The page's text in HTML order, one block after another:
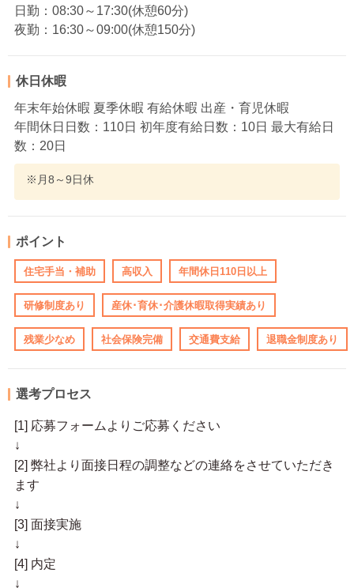
日勤：08:30～17:30(休憩60分)
夜勤：16:30～09:00(休憩150分)
休日休暇
年末年始休暇 夏季休暇 有給休暇 出産・育児休暇
年間休日日数：110日 初年度有給日数：10日 最大有給日
数：20日
※月8～9日休
ポイント
住宅手当・補助 高収入 年間休日110日以上
研修制度あり 産休･育休･介護休暇取得実績あり
残業少なめ 社会保険完備 交通費支給 退職金制度あり
選考プロセス
[1] 応募フォームよりご応募ください
↓
[2] 弊社より面接日程の調整などの連絡をさせていただき
ます
↓
[3] 面接実施
↓
[4] 内定
↓